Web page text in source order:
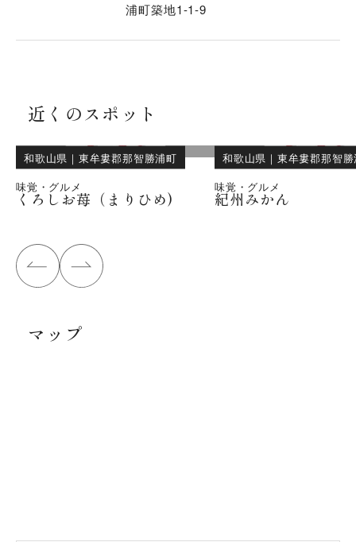
浦町築地1-1-9
近くのスポット
和歌山県 ｜ 東牟婁郡那智勝浦町
味覚・グルメ
くろしお苺（まりひめ)
和歌山県 ｜ 東牟婁郡那智
味覚・グルメ
紀州みかん
マップ